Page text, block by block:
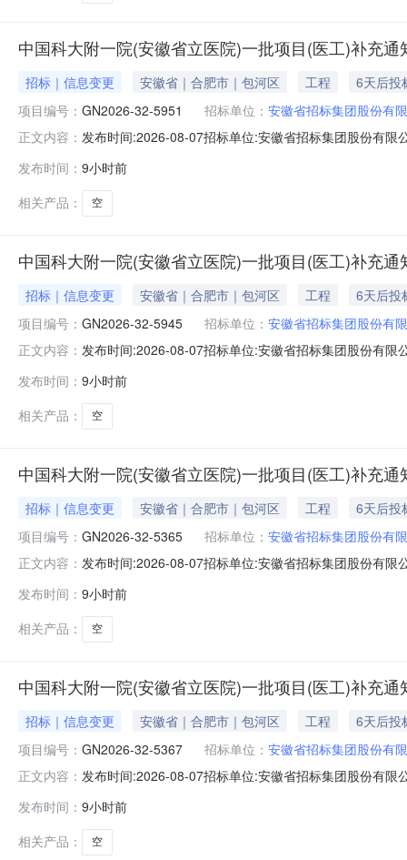
中国科大附一院(安徽省立医院)一批项目(医工)补充
招标｜信息变更 安徽省｜合肥市｜包河区 工程
6天后投
项目编号： GN2026-32-5951 招标单位： 安徽省招标集团股份有
正文内容： 发布时间:2026-08-07招标单位:安徽省招标集团股份有
7：20-7：40。（请参选人尽量在上述时间段内递交参选
发布时间： 9小时前
相关产品：
空
中国科大附一院(安徽省立医院)一批项目(医工)补充
招标｜信息变更 安徽省｜合肥市｜包河区 工程
6天后投
项目编号： GN2026-32-5945 招标单位： 安徽省招标集团股份有
正文内容： 发布时间:2026-08-07招标单位:安徽省招标集团股份有
7：20-7：40。（请参选人尽量在上述时间段内递交参选
发布时间： 9小时前
相关产品：
空
中国科大附一院(安徽省立医院)一批项目(医工)补充
招标｜信息变更 安徽省｜合肥市｜包河区 工程
6天后投
项目编号： GN2026-32-5365 招标单位： 安徽省招标集团股份有
正文内容： 发布时间:2026-08-07招标单位:安徽省招标集团股份有
7：20-7：40。（请参选人尽量在上述时间段内递交参选
发布时间： 9小时前
相关产品：
空
中国科大附一院(安徽省立医院)一批项目(医工)补充
招标｜信息变更 安徽省｜合肥市｜包河区 工程
6天后投
项目编号： GN2026-32-5367 招标单位： 安徽省招标集团股份有
正文内容： 发布时间:2026-08-07招标单位:安徽省招标集团股份有
7：20-7：40。（请参选人尽量在上述时间段内递交参选
发布时间： 9小时前
相关产品：
空